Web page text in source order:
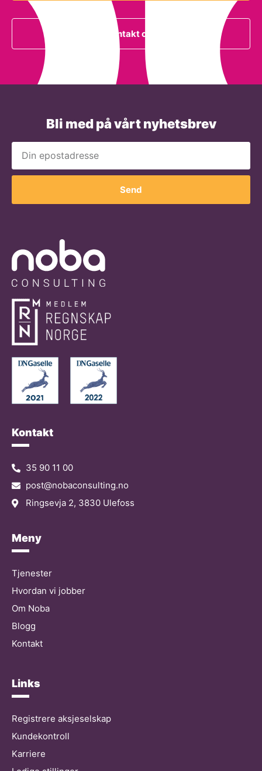
Kontakt oss
Bli med på vårt nyhetsbrev
Send
Kontakt
35 90 11 00
post@nobaconsulting.no
Ringsevja 2, 3830 Ulefoss
Meny
Tjenester
Hvordan vi jobber
Om Noba
Blogg
Kontakt
Links
Registrere aksjeselskap
Kundekontroll
Karriere